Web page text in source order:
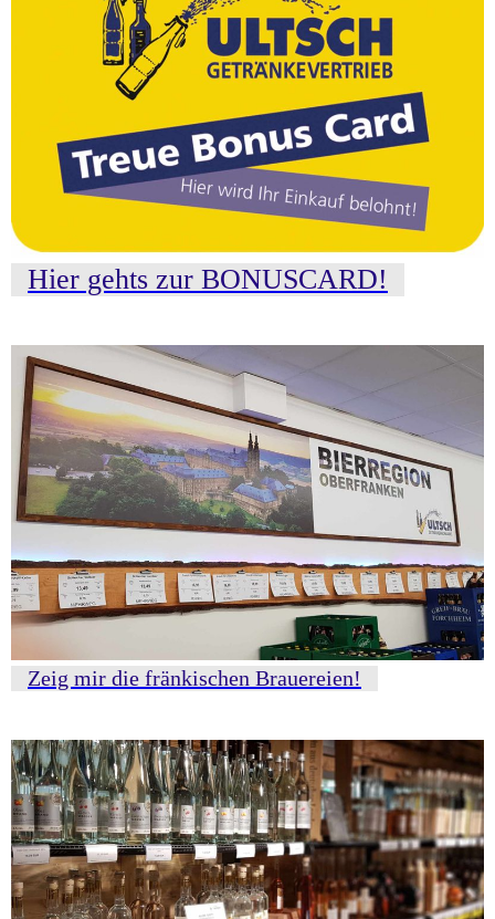
Hier gehts zur BONUSCARD!
Zeig mir die fränkischen Brauereien!